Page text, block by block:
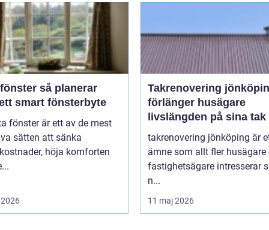
så planerar
smart fönsterbyte
fönster är ett av de mest
sätten att sänka
höja komforten
Takrenovering
förlänger husägare
livslängden på sina tak
takrenovering jönköping är
ämne som allt fler husägare
fastighetsägare intresserar
n...
11 maj 2026